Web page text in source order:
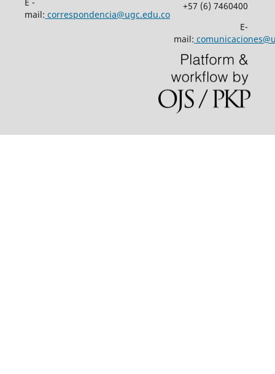
mail: correspondencia@ugc.edu.co
+57 (6) 7460400
E-
mail: